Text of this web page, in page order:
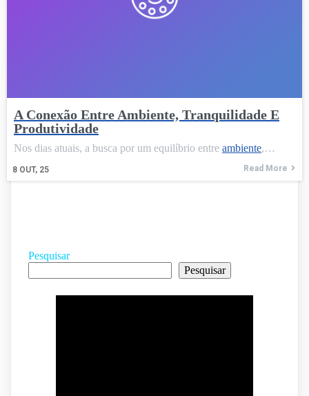
A Conexão Entre Ambiente, Tranquilidade E
Produtividade
8 OUT, 25
Nos dias atuais, a busca por um equilíbrio entre ambiente,…
Read More
Pesquisar
Pesquisar